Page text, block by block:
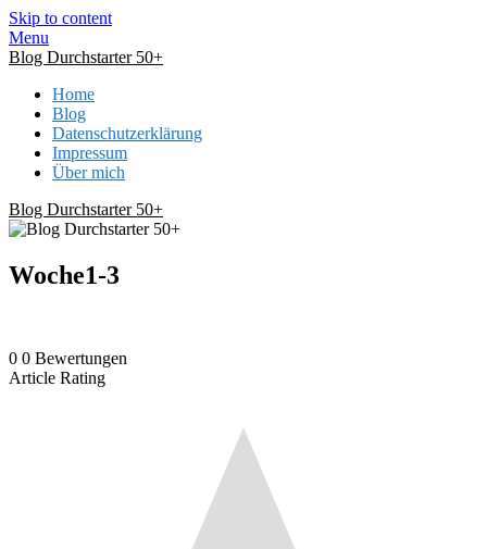
Skip to content
Menu
Blog Durchstarter 50+
Home
Blog
Datenschutzerklärung
Impressum
Über mich
Blog Durchstarter 50+
Woche1-3
0 0 Bewertungen
Article Rating